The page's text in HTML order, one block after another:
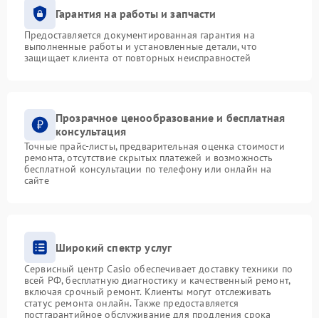
Гарантия на работы и запчасти
Предоставляется документированная гарантия на
выполненные работы и установленные детали, что
защищает клиента от повторных неисправностей
Прозрачное ценообразование и бесплатная
консультация
Точные прайс-листы, предварительная оценка стоимости
ремонта, отсутствие скрытых платежей и возможность
бесплатной консультации по телефону или онлайн на
сайте
Широкий спектр услуг
Сервисный центр Casio обеспечивает доставку техники по
всей РФ, бесплатную диагностику и качественный ремонт,
включая срочный ремонт. Клиенты могут отслеживать
статус ремонта онлайн. Также предоставляется
постгарантийное обслуживание для продления срока